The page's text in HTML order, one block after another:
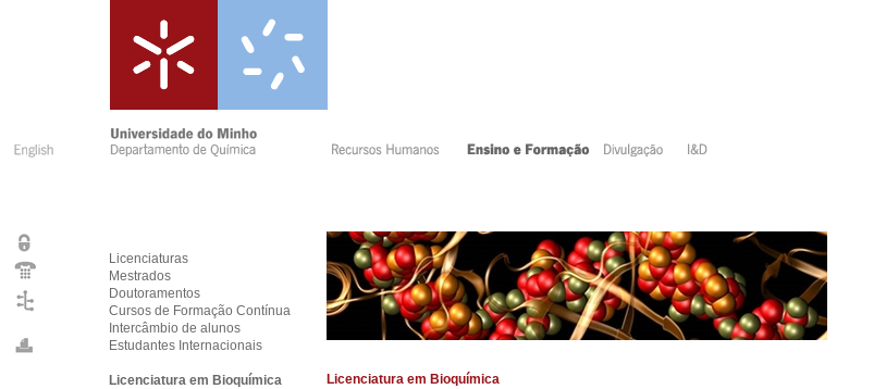
Licenciaturas
Mestrados
Doutoramentos
Cursos de Formação Contínua
Intercâmbio de alunos
Estudantes Internacionais
Licenciatura em Bioquímica
Licenciatura em Bioquímica